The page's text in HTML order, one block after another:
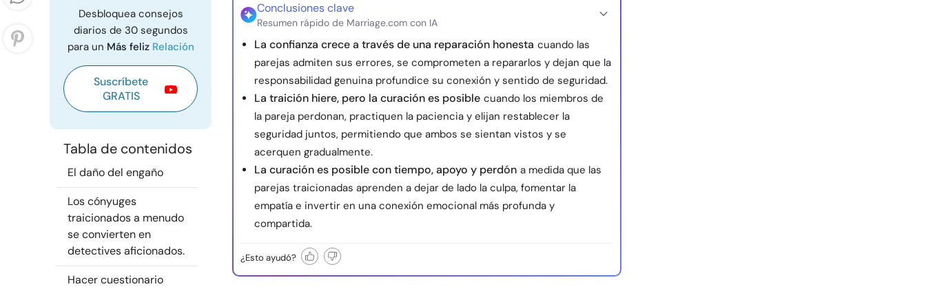
Desbloquea consejos
diarios de 30 segundos
para un Más feliz Relación
Suscríbete
GRATIS
Tabla de contenidos
El daño del engaño
Los cónyuges
traicionados a menudo
se convierten en
detectives aficionados.
Hacer cuestionario
Conclusiones clave
Resumen rápido de Marriage.com con IA
La confianza crece a través de una reparación honesta cuando las
parejas admiten sus errores, se comprometen a repararlos y dejan que la
responsabilidad genuina profundice su conexión y sentido de seguridad.
La traición hiere, pero la curación es posible cuando los miembros de
la pareja perdonan, practiquen la paciencia y elijan restablecer la
seguridad juntos, permitiendo que ambos se sientan vistos y se
acerquen gradualmente.
La curación es posible con tiempo, apoyo y perdón a medida que las
parejas traicionadas aprenden a dejar de lado la culpa, fomentar la
empatía e invertir en una conexión emocional más profunda y
compartida.
¿Esto ayudó?